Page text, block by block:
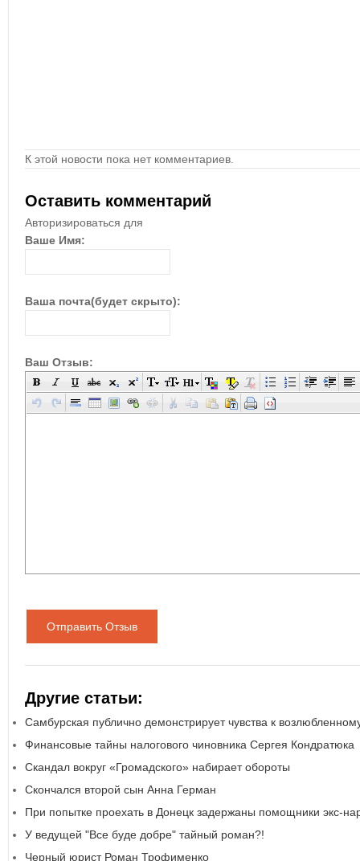
К этой новости пока нет комментариев.
Оставить комментарий
Авторизироваться для
Ваше Имя:
Ваша почта(будет скрыто):
Ваш Отзыв:
Отправить Отзыв
Другие статьи:
Самбурская публично демонстрирует чувства к
Финансовые тайны налогового чиновника Сергея Кондратюка
Скандал вокруг «Громадского» набирает обороты
Скончался второй сын Анна Герман
При попытке проехать в Донецк задержаны помощники экс-
У ведущей "Все буде добре" тайный роман?!
Черный юрист Роман Трофименко